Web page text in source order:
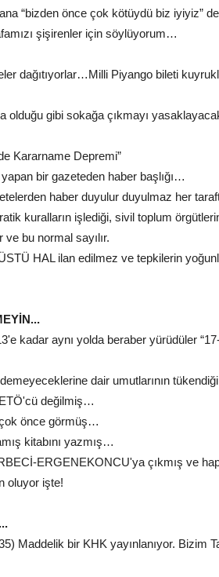
“bizden önce çok kötüydü biz iyiyiz”
şişirenler için söylüyorum…
dağıtıyorlar…Milli Piyango bileti
olduğu gibi sokağa çıkmayı
Kararname Depremi”
bir gazeteden haber başlığı…
haber duyulur duyulmaz her
kuralların işlediği, sivil toplum
ve bu normal sayılır.
HAL ilan edilmez ve tepkilerin
kadar aynı yolda beraber yürüdüler
dair umutlarının
değilmiş…
önce görmüş…
kitabını yazmış…
ERGENEKONCU'ya çıkmış ve
oluyor işte!
Maddelik bir KHK yayınlanıyor. Bizim